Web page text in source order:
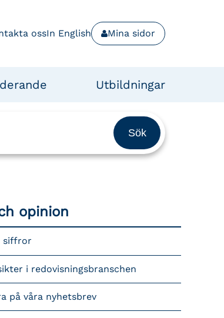
ossIn English Mina sidor
Utbildningar
opinion
siffror
i redovisningsbranschen
på våra nyhetsbrev